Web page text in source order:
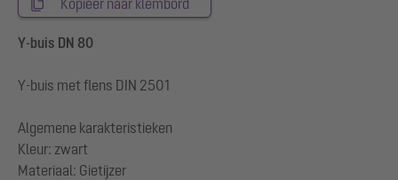
Kopieer naar klembord
Y-buis DN 80
Y-buis met flens DIN 2501
Algemene karakteristieken
Kleur: zwart
Materiaal: Gietijzer